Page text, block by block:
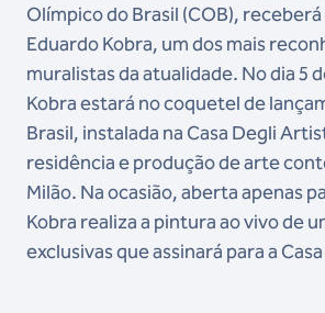
Olímpico do Brasil (COB),
Eduardo Kobra, um dos mais
muralistas da atualidade. No dia 5
Kobra estará no coquetel de
Brasil, instalada na Casa Degli
residência e produção de arte
Milão. Na ocasião, aberta apenas
Kobra realiza a pintura ao vivo de
exclusivas que assinará para a